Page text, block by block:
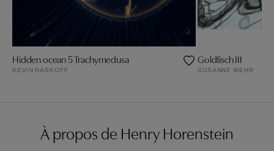
Hidden ocean 5 Trachymedusa
KEVIN RASKOFF
Goldfisch III
SUSANNE WEHR
À propos de Henry Horenstein